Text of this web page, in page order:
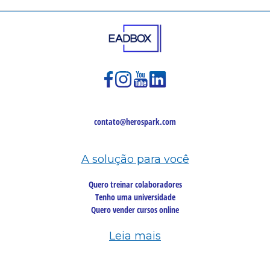
contato@herospark.com
A solução para você
Quero treinar colaboradores
Tenho uma universidade
Quero vender cursos online
Leia mais